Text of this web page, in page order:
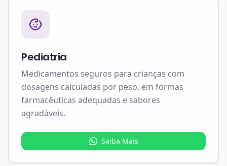
Pediatria
Medicamentos seguros para crianças com
dosagens calculadas por peso, em formas
farmacêuticas adequadas e sabores
agradáveis.
Saiba Mais